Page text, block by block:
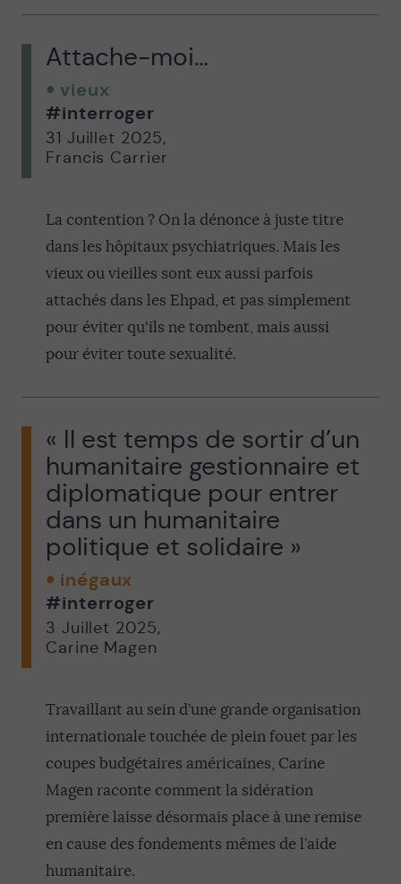
Attache-moi…
vieux
#interroger
31 Juillet 2025,
Francis Carrier
La contention ? On la dénonce à juste titre
dans les hôpitaux psychiatriques. Mais les
vieux ou vieilles sont eux aussi parfois
attachés dans les Ehpad, et pas simplement
pour éviter qu'ils ne tombent, mais aussi
pour éviter toute sexualité.
« Il est temps de sortir d’un
humanitaire gestionnaire et
diplomatique pour entrer
dans un humanitaire
politique et solidaire »
inégaux
#interroger
3 Juillet 2025,
Carine Magen
Travaillant au sein d’une grande organisation
internationale touchée de plein fouet par les
coupes budgétaires américaines, Carine
Magen raconte comment la sidération
première laisse désormais place à une remise
en cause des fondements mêmes de l’aide
humanitaire.